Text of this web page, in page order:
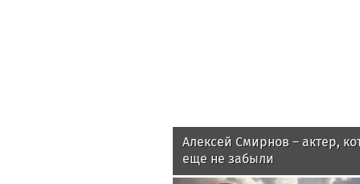
Алексей Смирнов – актер,
еще не забыли